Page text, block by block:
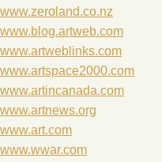
www.zeroland.co.nz
www.blog.artweb.com
www.artweblinks.com
www.artspace2000.com
www.artincanada.com
www.artnews.org
www.art.com
www.wwar.com